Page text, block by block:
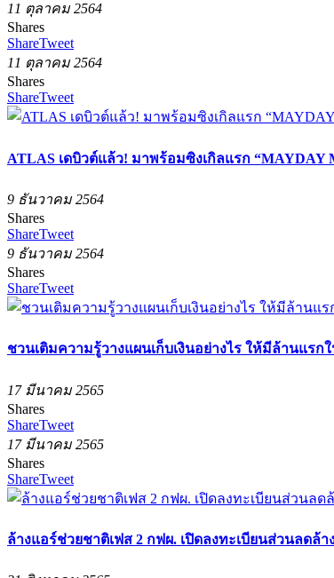
11 ตุลาคม 2564
Shares
ShareTweet
11 ตุลาคม 2564
Shares
ShareTweet
ATLAS เดบิวต์แล้ว! มาพร้อมซิงเกิลแรก “MAYDAY
9 ธันวาคม 2564
Shares
ShareTweet
9 ธันวาคม 2564
Shares
ShareTweet
ชวนเติมความรู้วางแผนเก็บเงินอย่างไร ให้มีล้านแรก
17 มีนาคม 2565
Shares
ShareTweet
17 มีนาคม 2565
Shares
ShareTweet
ล้างแอร์ช่วยชาติเฟส 2 กฟผ. เปิดลงทะเบียนส่วนลดล้